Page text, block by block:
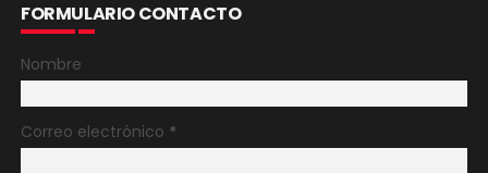
FORMULARIO CONTACTO
Nombre
Correo electrónico *